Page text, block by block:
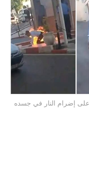
إضرام النار في جسده